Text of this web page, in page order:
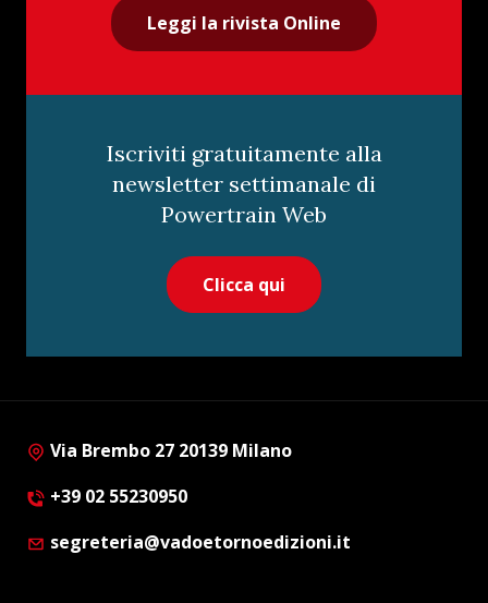
Leggi la rivista Online
Iscriviti gratuitamente alla
newsletter settimanale di
Powertrain Web
Clicca qui
Via Brembo 27 20139 Milano
+39 02 55230950
segreteria@vadoetornoedizioni.it